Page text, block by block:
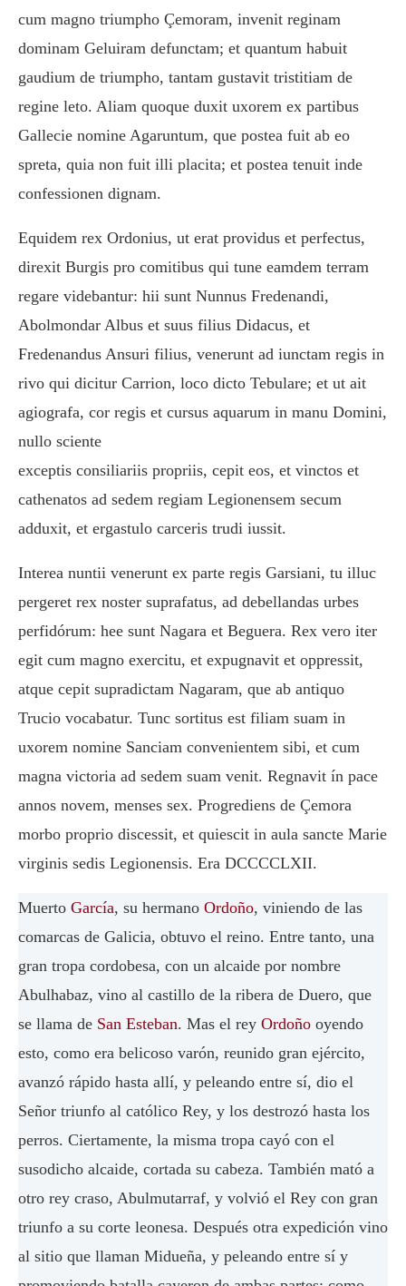
cum magno triumpho Çemoram, invenit reginam
dominam Geluiram defunctam; et quantum habuit
gaudium de triumpho, tantam gustavit tristitiam de
regine leto. Aliam quoque duxit uxorem ex partibus
Gallecie nomine Agaruntum, que postea fuit ab eo
spreta, quia non fuit illi placita; et postea tenuit inde
confessionen dignam.
Equidem rex Ordonius, ut erat providus et perfectus,
direxit Burgis pro comitibus qui tune eamdem terram
regare videbantur: hii sunt Nunnus Fredenandi,
Abolmondar Albus et suus filius Didacus, et
Fredenandus Ansuri filius, venerunt ad iunctam regis in
rivo qui dicitur Carrion, loco dicto Tebulare; et ut ait
agiografa, cor regis et cursus aquarum in manu Domini,
nullo sciente
exceptis consiliariis propriis, cepit eos, et vinctos et
cathenatos ad sedem regiam Legionensem secum
adduxit, et ergastulo carceris trudi iussit.
Interea nuntii venerunt ex parte regis Garsiani, tu illuc
pergeret rex noster suprafatus, ad debellandas urbes
perfidórum: hee sunt Nagara et Beguera. Rex vero iter
egit cum magno exercitu, et expugnavit et oppressit,
atque cepit supradictam Nagaram, que ab antiquo
Trucio vocabatur. Tunc sortitus est filiam suam in
uxorem nomine Sanciam convenientem sibi, et cum
magna victoria ad sedem suam venit. Regnavit ín pace
annos novem, menses sex. Progrediens de Çemora
morbo proprio discessit, et quiescit in aula sancte Marie
virginis sedis Legionensis. Era DCCCCLXII.
Muerto García, su hermano Ordoño, viniendo de las
comarcas de Galicia, obtuvo el reino. Entre tanto, una
gran tropa cordobesa, con un alcaide por nombre
Abulhabaz, vino al castillo de la ribera de Duero, que
se llama de San Esteban. Mas el rey Ordoño oyendo
esto, como era belicoso varón, reunido gran ejército,
avanzó rápido hasta allí, y peleando entre sí, dio el
Señor triunfo al católico Rey, y los destrozó hasta los
perros. Ciertamente, la misma tropa cayó con el
susodicho alcaide, cortada su cabeza. También mató a
otro rey craso, Abulmutarraf, y volvió el Rey con gran
triunfo a su corte leonesa. Después otra expedición vino
al sitio que llaman Midueña, y peleando entre sí y